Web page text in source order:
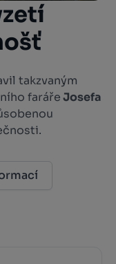
takzvaným
farářeJosefa